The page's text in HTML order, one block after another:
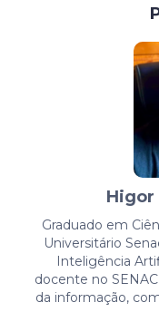
Higor
Graduado em
Universitário
Inteligência
docente no
da informação,